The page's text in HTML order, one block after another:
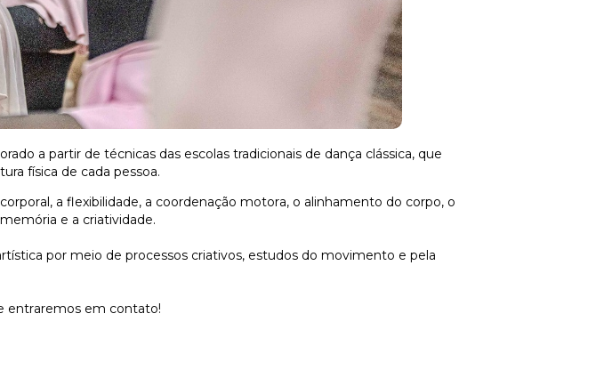
a partir de técnicas das escolas tradicionais de dança clássica, que
física de cada pessoa.
a flexibilidade, a coordenação motora, o alinhamento do corpo, o
e a criatividade.
por meio de processos criativos, estudos do movimento e pela
entraremos em contato!